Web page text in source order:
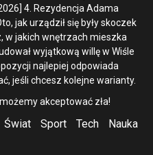
4. Rezydencja Adama
jak urządził się były skoczek
w jakich wnętrzach mieszka
wyjątkową willę w Wiśle
najlepiej odpowiada
jeśli chcesz kolejne warianty.
akceptować zła!
Świat Sport Tech Nauka